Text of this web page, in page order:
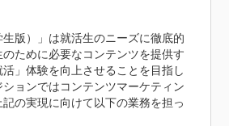
生版）」は就活生のニーズに徹底的
ために必要なコンテンツを提供す
」体験を向上させることを目指し
ョンではコンテンツマーケティン
の実現に向けて以下の業務を担っ